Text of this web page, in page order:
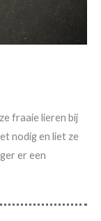
fraaie lieren bij
nodig en liet ze
er een